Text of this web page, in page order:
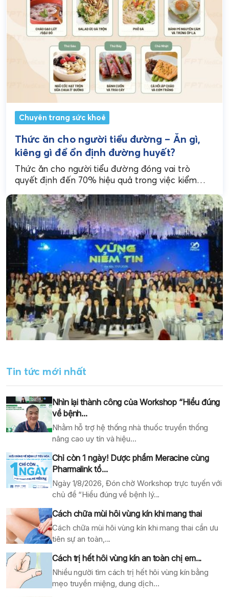
Chuyên trang sức khoẻ
Thức ăn cho người tiểu đường – Ăn gì,
kiêng gì để ổn định đường huyết?
Thức ăn cho người tiểu đường đóng vai trò
quyết định đến 70% hiệu quả trong việc kiểm
Tin tức mới nhất
Nhìn lại thành công của Workshop “Hiểu đúng
về bệnh...
Nhằm hỗ trợ hệ thống nhà thuốc truyền thống
nâng cao uy tín và hiệu...
Chỉ còn 1 ngày! Dược phẩm Meracine cùng
Pharmalink tổ...
Ngày 1/8/2026, Đón chờ Workshop trực tuyến với
chủ đề “Hiểu đúng về bệnh lý...
Cách chữa mùi hôi vùng kín khi mang thai
Cách chữa mùi hôi vùng kín khi mang thai cần ưu
tiên sự an toàn,...
Cách trị hết hôi vùng kín an toàn chị em...
Nhiều người tìm cách trị hết hôi vùng kín bằng
mẹo truyền miệng, dung dịch...